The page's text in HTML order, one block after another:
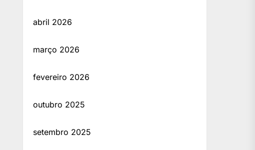
abril 2026
março 2026
fevereiro 2026
outubro 2025
setembro 2025